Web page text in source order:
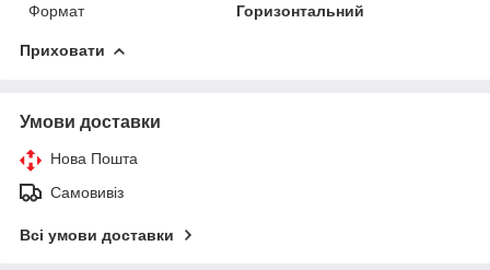
Формат
Горизонтальний
Приховати
Умови доставки
Нова Пошта
Самовивіз
Всі умови доставки